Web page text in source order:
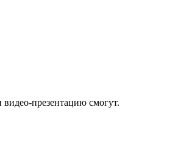
презентацию смогут.